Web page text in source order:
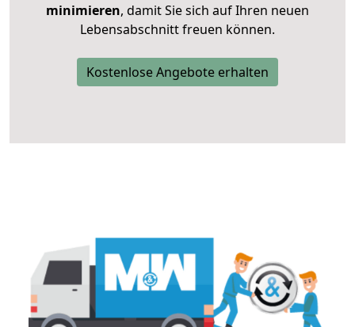
minimieren, damit Sie sich auf Ihren neuen
Lebensabschnitt freuen können.
Kostenlose Angebote erhalten